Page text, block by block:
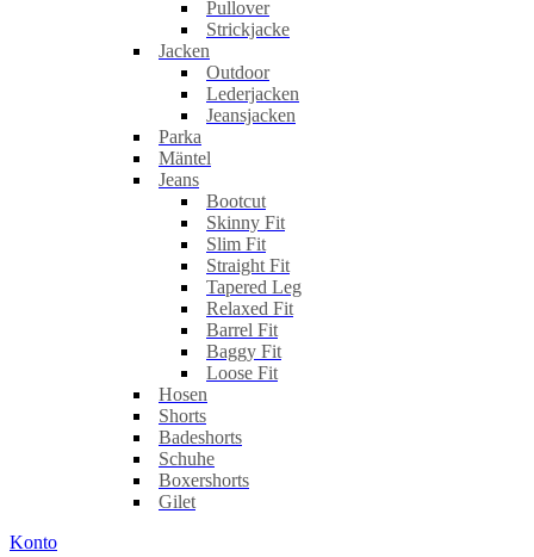
Pullover
Strickjacke
Jacken
Outdoor
Lederjacken
Jeansjacken
Parka
Mäntel
Jeans
Bootcut
Skinny Fit
Slim Fit
Straight Fit
Tapered Leg
Relaxed Fit
Barrel Fit
Baggy Fit
Loose Fit
Hosen
Shorts
Badeshorts
Schuhe
Boxershorts
Gilet
Konto